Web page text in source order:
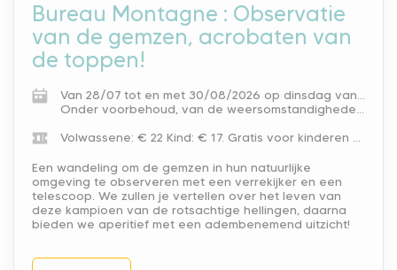
Bureau Montagne : Observatie
van de gemzen, acrobaten van
de toppen!
Van 28/07 tot en met 30/08/2026 op dinsdag van 18.00 tot 21.00 u.
Onder voorbehoud, van de weersomstandigheden. Afgelast in geval van slechte weersomstandigheden.
Volwassene: € 22 Kind: € 17. Gratis voor kinderen onder de 5 jaar.
Een wandeling om de gemzen in hun natuurlijke
omgeving te observeren met een verrekijker en een
telescoop. We zullen je vertellen over het leven van
deze kampioen van de rotsachtige hellingen, daarna
bieden we aperitief met een adembenemend uitzicht!